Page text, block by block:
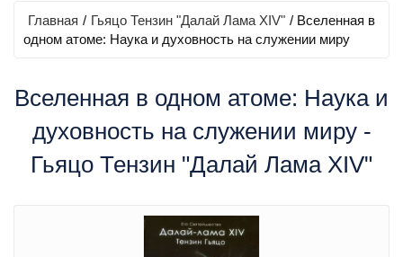
Главная / Гьяцо Тензин "Далай Лама XIV" / Вселенная в
одном атоме: Наука и духовность на служении миру
Вселенная в одном атоме: Наука и
духовность на служении миру -
Гьяцо Тензин "Далай Лама XIV"